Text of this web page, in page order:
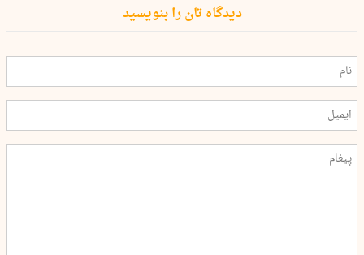
دیدگاه تان را بنویسید